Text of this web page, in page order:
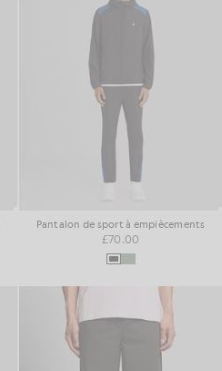
Pantalon de sport à empiècements
£70.00